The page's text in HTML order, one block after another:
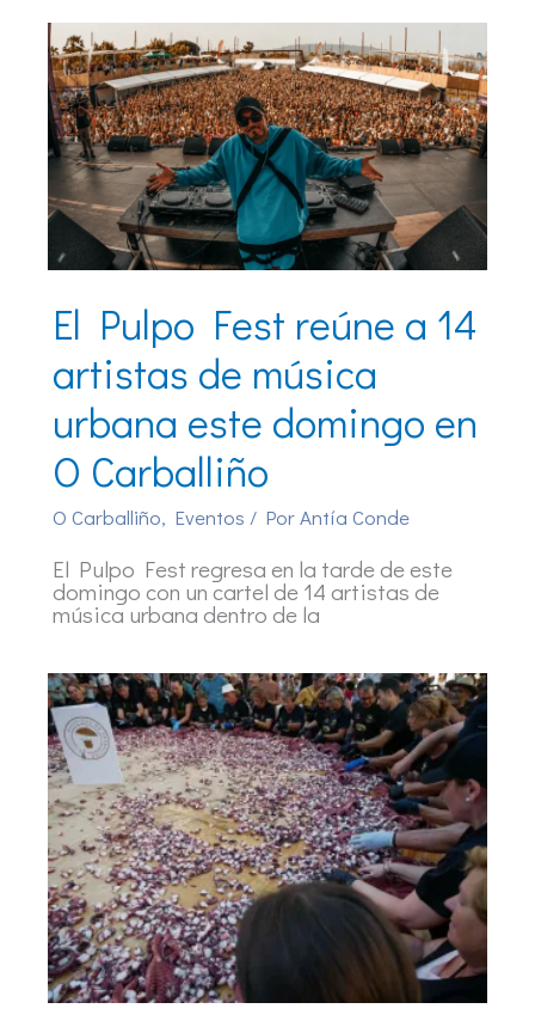
El Pulpo Fest reúne a 14
artistas de música
urbana este domingo en
O Carballiño
O Carballiño, Eventos / PorAntía Conde
El Pulpo Fest regresa en la tarde de este
domingo con un cartel de 14 artistas de
música urbana dentro de la